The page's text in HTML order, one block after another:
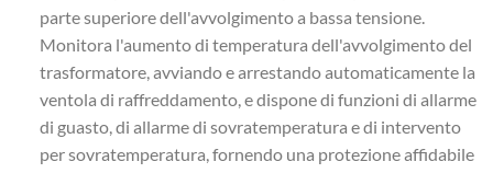
parte superiore dell'avvolgimento a bassa tensione.
Monitora l'aumento di temperatura dell'avvolgimento del
trasformatore, avviando e arrestando automaticamente la
ventola di raffreddamento, e dispone di funzioni di allarme
di guasto, di allarme di sovratemperatura e di intervento
per sovratemperatura, fornendo una protezione affidabile